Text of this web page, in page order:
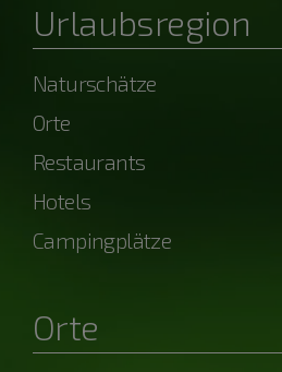
Urlaubsregion
Naturschätze
Orte
Restaurants
Hotels
Campingplätze
Orte